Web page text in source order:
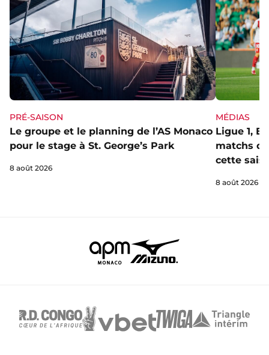
PRÉ-SAISON
Le groupe et le planning de l’AS Monaco
pour le stage à St. George’s Park
8 août 2026
MÉDIAS
Ligue 1,
matchs
cette
8 août 2026